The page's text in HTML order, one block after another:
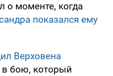
о моменте, когда
показался ему
Верховена
в бою, который